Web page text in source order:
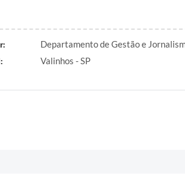
Departamento de Gestão e
Valinhos - SP